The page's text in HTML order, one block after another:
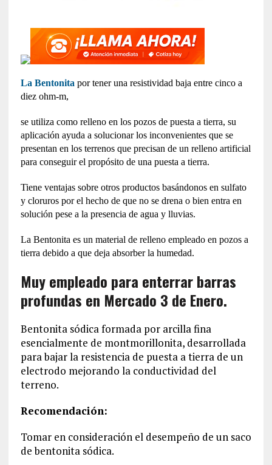
La Bentonita por tener una resistividad baja entre cinco a
diez ohm-m,
se utiliza como relleno en los pozos de puesta a tierra, su
aplicación ayuda a solucionar los inconvenientes que se
presentan en los terrenos que precisan de un relleno artificial
para conseguir el propósito de una puesta a tierra.
Tiene ventajas sobre otros productos basándonos en sulfato
y cloruros por el hecho de que no se drena o bien entra en
solución pese a la presencia de agua y lluvias.
La Bentonita es un material de relleno empleado en pozos a
tierra debido a que deja absorber la humedad.
Muy empleado para enterrar barras
profundas en Mercado 3 de Enero.
Bentonita sódica formada por arcilla fina
esencialmente de montmorillonita, desarrollada
para bajar la resistencia de puesta a tierra de un
electrodo mejorando la conductividad del
terreno.
Recomendación:
Tomar en consideración el desempeño de un saco
de bentonita sódica.